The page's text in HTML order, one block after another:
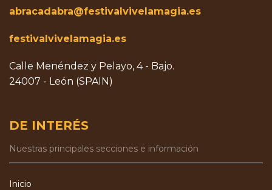
abracadabra@festivalvivelamagia.es
festivalvivelamagia.es
Calle Menéndez y Pelayo, 4 - Bajo.
24007 - León (SPAIN)
DE INTERÉS
Nuestras principales secciones e información
Inicio